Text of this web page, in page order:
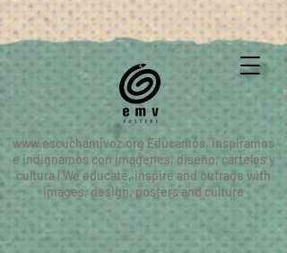
www.escuchamivoz.org Educamos, inspiramos
e indignamos con imágenes, diseño, carteles y
cultura | We educate, inspire and outrage with
images, design, posters and culture